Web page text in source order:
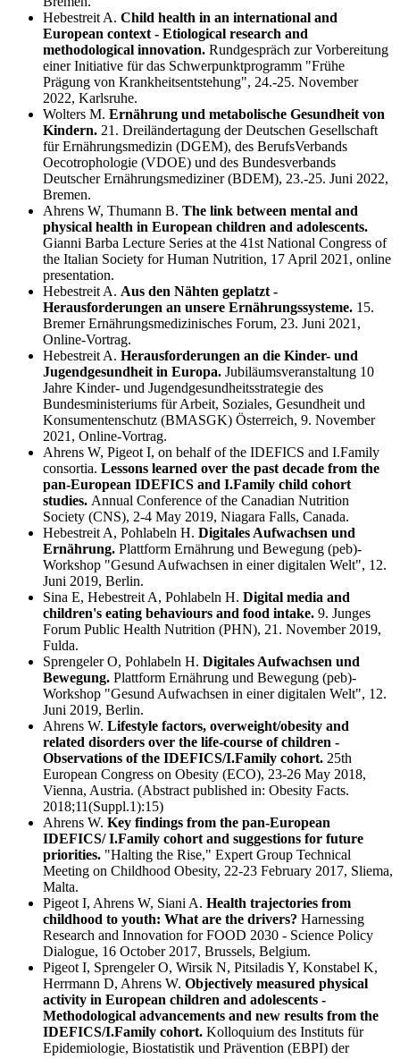
Hebestreit A. Child health in an international and
European context - Etiological research and
methodological innovation. Rundgespräch zur Vorbereitung
einer Initiative für das Schwerpunktprogramm "Frühe
Prägung von Krankheitsentstehung", 24.-25. November
2022, Karlsruhe.
Wolters M. Ernährung und metabolische Gesundheit von
Kindern. 21. Dreiländertagung der Deutschen Gesellschaft
für Ernährungsmedizin (DGEM), des BerufsVerbands
Oecotrophologie (VDOE) und des Bundesverbands
Deutscher Ernährungsmediziner (BDEM), 23.-25. Juni 2022,
Bremen.
Ahrens W, Thumann B. The link between mental and
physical health in European children and adolescents.
Gianni Barba Lecture Series at the 41st National Congress of
the Italian Society for Human Nutrition, 17 April 2021, online
presentation.
Hebestreit A. Aus den Nähten geplatzt -
Herausforderungen an unsere Ernährungssysteme. 15.
Bremer Ernährungsmedizinisches Forum, 23. Juni 2021,
Online-Vortrag.
Hebestreit A. Herausforderungen an die Kinder- und
Jugendgesundheit in Europa. Jubiläumsveranstaltung 10
Jahre Kinder- und Jugendgesundheitsstrategie des
Bundesministeriums für Arbeit, Soziales, Gesundheit und
Konsumentenschutz (BMASGK) Österreich, 9. November
2021, Online-Vortrag.
Ahrens W, Pigeot I, on behalf of the IDEFICS and I.Family
consortia. Lessons learned over the past decade from the
pan-European IDEFICS and I.Family child cohort
studies. Annual Conference of the Canadian Nutrition
Society (CNS), 2-4 May 2019, Niagara Falls, Canada.
Hebestreit A, Pohlabeln H. Digitales Aufwachsen und
Ernährung. Plattform Ernährung und Bewegung (peb)-
Workshop "Gesund Aufwachsen in einer digitalen Welt", 12.
Juni 2019, Berlin.
Sina E, Hebestreit A, Pohlabeln H. Digital media and
children's eating behaviours and food intake. 9. Junges
Forum Public Health Nutrition (PHN), 21. November 2019,
Fulda.
Sprengeler O, Pohlabeln H. Digitales Aufwachsen und
Bewegung. Plattform Ernährung und Bewegung (peb)-
Workshop "Gesund Aufwachsen in einer digitalen Welt", 12.
Juni 2019, Berlin.
Ahrens W. Lifestyle factors, overweight/obesity and
related disorders over the life-course of children -
Observations of the IDEFICS/I.Family cohort. 25th
European Congress on Obesity (ECO), 23-26 May 2018,
Vienna, Austria. (Abstract published in: Obesity Facts.
2018;11(Suppl.1):15)
Ahrens W. Key findings from the pan-European
IDEFICS/ I.Family cohort and suggestions for future
priorities. "Halting the Rise," Expert Group Technical
Meeting on Childhood Obesity, 22-23 February 2017, Sliema,
Malta.
Pigeot I, Ahrens W, Siani A. Health trajectories from
childhood to youth: What are the drivers? Harnessing
Research and Innovation for FOOD 2030 - Science Policy
Dialogue, 16 October 2017, Brussels, Belgium.
Pigeot I, Sprengeler O, Wirsik N, Pitsiladis Y, Konstabel K,
Herrmann D, Ahrens W. Objectively measured physical
activity in European children and adolescents -
Methodological advancements and new results from the
IDEFICS/I.Family cohort. Kolloquium des Instituts für
Epidemiologie, Biostatistik und Prävention (EBPI) der